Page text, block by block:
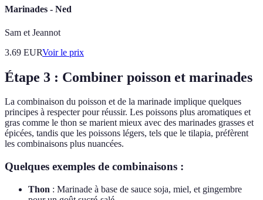
Marinades - Ned
Sam et Jeannot
3.69 EURVoir le prix
Étape 3 : Combiner poisson et marinades
La combinaison du poisson et de la marinade implique quelques
principes à respecter pour réussir. Les poissons plus aromatiques et
gras comme le thon se marient mieux avec des marinades grasses et
épicées, tandis que les poissons légers, tels que le tilapia, préfèrent
les combinaisons plus nuancées.
Quelques exemples de combinaisons :
Thon : Marinade à base de sauce soja, miel, et gingembre